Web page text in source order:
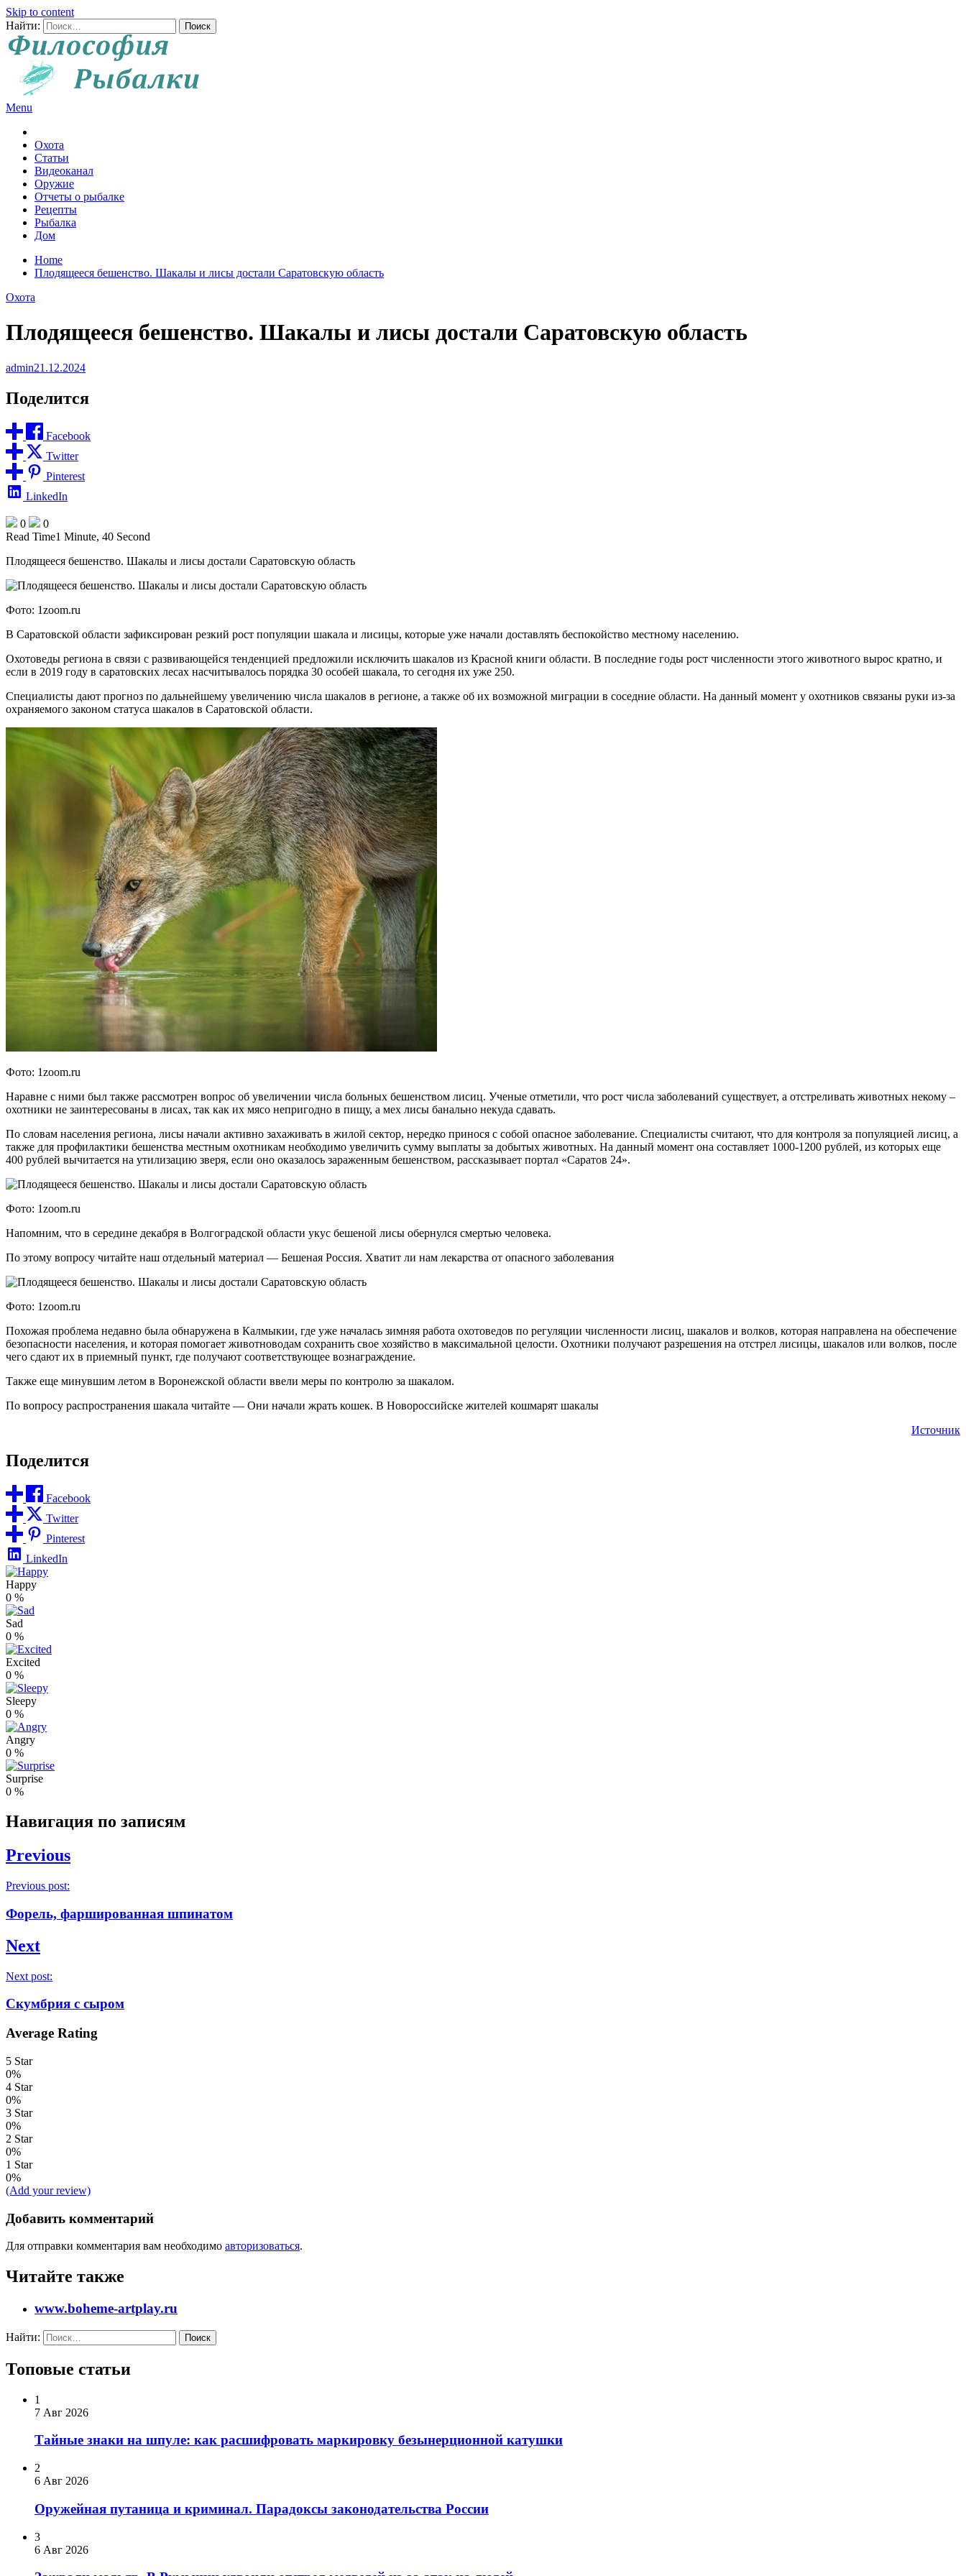
Skip to content
Найти:
Menu
Охота
Статьи
Видеоканал
Оружие
Отчеты о рыбалке
Рецепты
Рыбалка
Дом
Home
Плодящееся бешенство. Шакалы и лисы достали Саратовскую область
Охота
Плодящееся бешенство. Шакалы и лисы достали Саратовскую область
admin21.12.2024
Поделится
Facebook
Twitter
Pinterest
LinkedIn
0
0
Read Time1 Minute, 40 Second
Плодящееся бешенство. Шакалы и лисы достали Саратовскую область
Фото: 1zoom.ru
В Саратовской области зафиксирован резкий рост популяции шакала и лисицы, которые уже начали доставлять беспокойство местному населению.
Охотоведы региона в связи с развивающейся тенденцией предложили исключить шакалов из Красной книги области. В последние годы рост численности этого животного вырос кратно, и
если в 2019 году в саратовских лесах насчитывалось порядка 30 особей шакала, то сегодня их уже 250.
Специалисты дают прогноз по дальнейшему увеличению числа шакалов в регионе, а также об их возможной миграции в соседние области. На данный момент у охотников связаны руки из-за
охраняемого законом статуса шакалов в Саратовской области.
Фото: 1zoom.ru
Наравне с ними был также рассмотрен вопрос об увеличении числа больных бешенством лисиц. Ученые отметили, что рост числа заболеваний существует, а отстреливать животных некому –
охотники не заинтересованы в лисах, так как их мясо непригодно в пищу, а мех лисы банально некуда сдавать.
По словам населения региона, лисы начали активно захаживать в жилой сектор, нередко принося с собой опасное заболевание. Специалисты считают, что для контроля за популяцией лисиц, а
также для профилактики бешенства местным охотникам необходимо увеличить сумму выплаты за добытых животных. На данный момент она составляет 1000-1200 рублей, из которых еще
400 рублей вычитается на утилизацию зверя, если оно оказалось зараженным бешенством, рассказывает портал «Саратов 24».
Фото: 1zoom.ru
Напомним, что в середине декабря в Волгоградской области укус бешеной лисы обернулся смертью человека.
По этому вопросу читайте наш отдельный материал — Бешеная Россия. Хватит ли нам лекарства от опасного заболевания
Фото: 1zoom.ru
Похожая проблема недавно была обнаружена в Калмыкии, где уже началась зимняя работа охотоведов по регуляции численности лисиц, шакалов и волков, которая направлена на обеспечение
безопасности населения, и которая помогает животноводам сохранить свое хозяйство в максимальной целости. Охотники получают разрешения на отстрел лисицы, шакалов или волков, после
чего сдают их в приемный пункт, где получают соответствующее вознаграждение.
Также еще минувшим летом в Воронежской области ввели меры по контролю за шакалом.
По вопросу распространения шакала читайте — Они начали жрать кошек. В Новороссийске жителей кошмарят шакалы
Источник
Поделится
Facebook
Twitter
Pinterest
LinkedIn
Happy
0 %
Sad
0 %
Excited
0 %
Sleepy
0 %
Angry
0 %
Surprise
0 %
Навигация по записям
Previous
Previous post:
Форель, фаршированная шпинатом
Next
Next post:
Скумбрия с сыром
Average Rating
5 Star
0%
4 Star
0%
3 Star
0%
2 Star
0%
1 Star
0%
(Add your review)
Добавить комментарий
Для отправки комментария вам необходимо авторизоваться.
Читайте также
www.boheme-artplay.ru
Найти:
Топовые статьи
1
7 Авг 2026
Тайные знаки на шпуле: как расшифровать маркировку безынерционной катушки
2
6 Авг 2026
Оружейная путаница и криминал. Парадоксы законодательства России
3
6 Авг 2026